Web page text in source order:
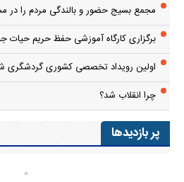
مجمع بسیج حضور و بالندگی مردم را
برگزاری کارگاه آموزشی حفظ حریم
اولین رویداد تخصصی کشوری گردشگری
چرا انقلاب شد؟
پر بازدیدها